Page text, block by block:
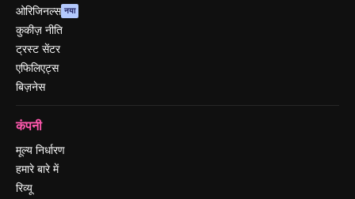
ओरिजिनल्स नया
कुकीज़ नीति
ट्रस्ट सेंटर
एफिलिएट्स
बिज़नेस
कंपनी
मूल्य निर्धारण
हमारे बारे में
रिव्यू